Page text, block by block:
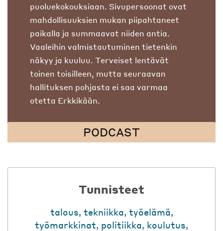
puoluekokouksiaan. Sivupersoonat ovat
mahdollisuuksien mukan piipahtaneet
paikalla ja summaavat niiden antia.
Vaaleihin valmistautuminen tietenkin
näkyy ja kuuluu. Terveiset lentävät
toinen toisilleen, mutta seuraavan
hallituksen pohjasta ei saa varmaa
otetta Erkkikään.
PODCAST
Tunnisteet
talous, tekniikka, työelämä,
työmarkkinat, politiikka, koulutus,